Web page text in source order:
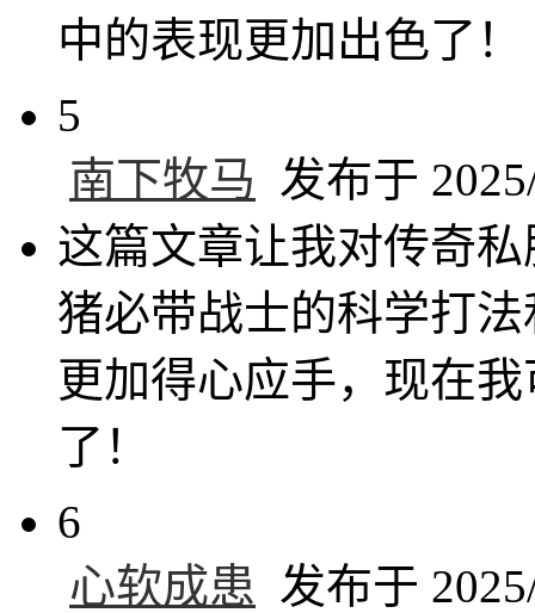
中的表现更加出色了！
5
南下牧马 发布于
这篇文章让我对传奇
猪必带战士的科学打
更加得心应手，现在
了！
6
心软成患 发布于